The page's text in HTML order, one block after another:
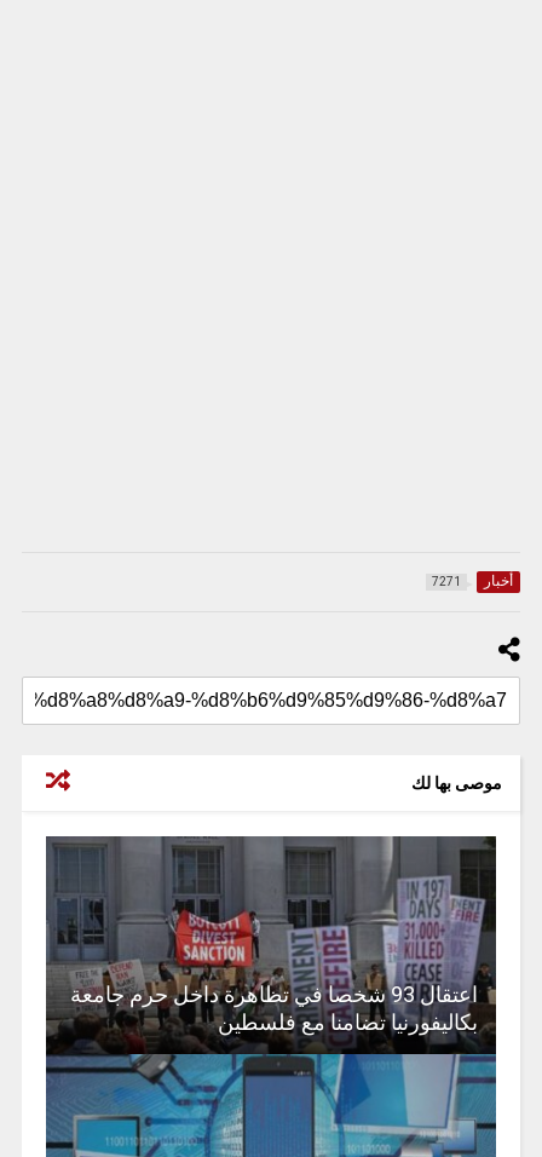
أخبار 7271
موصى بها لك
اعتقال 93 شخصا في تظاهرة داخل حرم جامعة
بكاليفورنيا تضامنا مع فلسطين